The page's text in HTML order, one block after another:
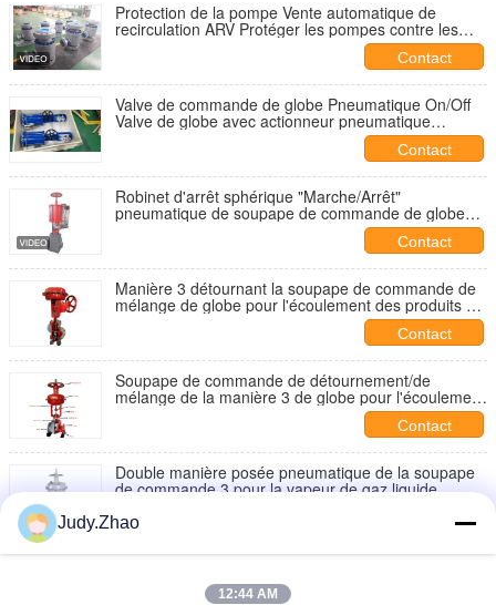
Protection de la pompe Vente automatique de
recirculation ARV Protéger les pompes contre les
dommages Vente de contrôle par passage
Contact
Valve de commande de globe Pneumatique On/Off
Valve de globe avec actionneur pneumatique
Contact
Robinet d'arrêt sphérique "Marche/Arrêt"
pneumatique de soupape de commande de globe
avec l'actionneur pneumatique électrique
Contact
Manière 3 détournant la soupape de commande de
mélange de globe pour l'écoulement des produits de
Contact
Soupape de commande de détournement/de
mélange de la manière 3 de globe pour l'écoulement
des produits de système de tuyauterie de moniteur
Contact
Double manière posée pneumatique de la soupape
de commande 3 pour la vapeur de gaz liquide
soupape de commande de globe de vapeur de gaz
de liquide/se mélangeant
Judy.Zhao
12:44 AM